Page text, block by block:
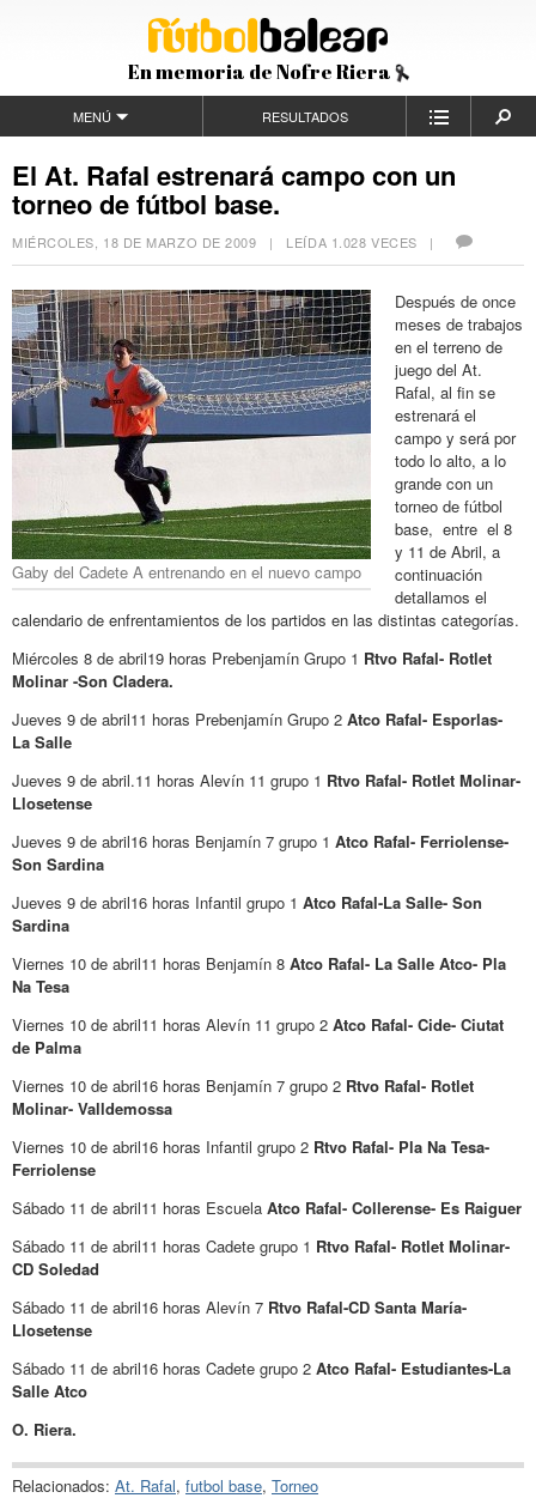
En memoria de Nofre Riera
MENÚ RESULTADOS
El At. Rafal estrenará campo con un
torneo de fútbol base.
MIÉRCOLES, 18 DE MARZO DE 2009 | LEÍDA 1.028 VECES |
Gaby del Cadete A entrenando en el nuevo campo
Después de once
meses de trabajos
en el terreno de
juego del At.
Rafal, al fin se
estrenará el
campo y será por
todo lo alto, a lo
grande con un
torneo de fútbol
base, entre el 8
y 11 de Abril, a
continuación
detallamos el
calendario de enfrentamientos de los partidos en las distintas categorías.
Miércoles 8 de abril19 horas Prebenjamín Grupo 1 Rtvo Rafal- Rotlet
Molinar -Son Cladera.
Jueves 9 de abril11 horas Prebenjamín Grupo 2 Atco Rafal- Esporlas-
La Salle
Jueves 9 de abril.11 horas Alevín 11 grupo 1 Rtvo Rafal- Rotlet Molinar-
Llosetense
Jueves 9 de abril16 horas Benjamín 7 grupo 1 Atco Rafal- Ferriolense-
Son Sardina
Jueves 9 de abril16 horas Infantil grupo 1 Atco Rafal-La Salle- Son
Sardina
Viernes 10 de abril11 horas Benjamín 8 Atco Rafal- La Salle Atco- Pla
Na Tesa
Viernes 10 de abril11 horas Alevín 11 grupo 2 Atco Rafal- Cide- Ciutat
de Palma
Viernes 10 de abril16 horas Benjamín 7 grupo 2 Rtvo Rafal- Rotlet
Molinar- Valldemossa
Viernes 10 de abril16 horas Infantil grupo 2 Rtvo Rafal- Pla Na Tesa-
Ferriolense
Sábado 11 de abril11 horas Escuela Atco Rafal- Collerense- Es Raiguer
Sábado 11 de abril11 horas Cadete grupo 1 Rtvo Rafal- Rotlet Molinar-
CD Soledad
Sábado 11 de abril16 horas Alevín 7 Rtvo Rafal-CD Santa María-
Llosetense
Sábado 11 de abril16 horas Cadete grupo 2 Atco Rafal- Estudiantes-La
Salle Atco
O. Riera.
Relacionados: At. Rafal, futbol base, Torneo